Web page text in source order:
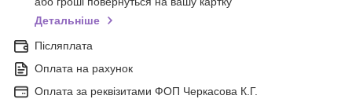
Детальніше
Післяплата
Оплата на рахунок
Оплата за реквізитами ФОП Черкасова К.Г.